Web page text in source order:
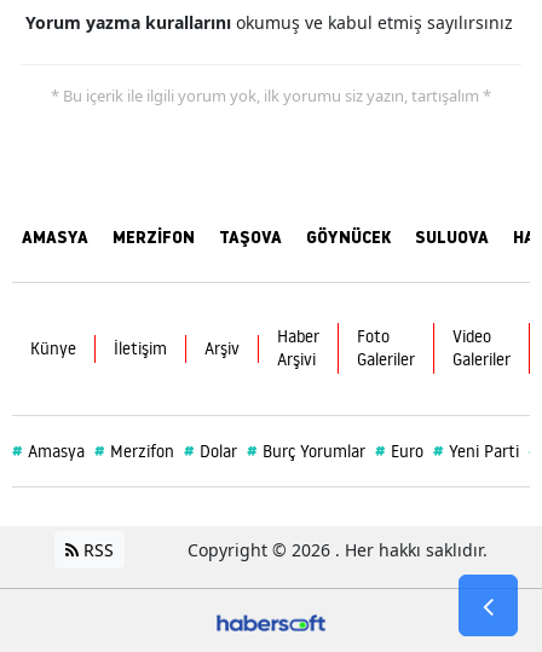
Yorum yazma kurallarını okumuş ve kabul etmiş sayılırsınız
* Bu içerik ile ilgili yorum yok, ilk yorumu siz yazın, tartışalım *
AMASYA MERZİFON TAŞOVA GÖYNÜCEK SULUOVA
Künye İletişim Arşiv
Haber
Arşivi
Foto
Galeriler
Video
Galeriler
# Amasya # Merzifon # Dolar # Burç Yorumlar # Euro # Yeni Parti #
RSS Copyright © 2026 . Her hakkı saklıdır.